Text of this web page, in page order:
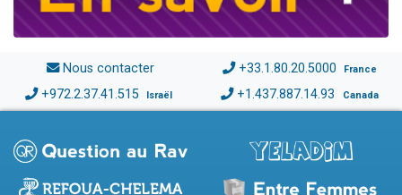
Nous contacter +33.1.80.20.5000 France
+972.2.37.41.515 Israël +1.437.887.14.93 Canada